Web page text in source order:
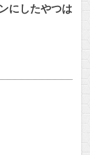
にしたやつは